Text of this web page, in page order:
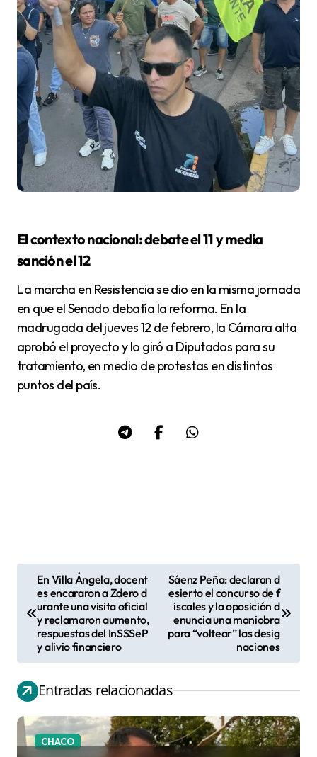
El contexto nacional: debate el 11 y media
sanción el 12
La marcha en Resistencia se dio en la misma jornada
en que el Senado debatía la reforma. En la
madrugada del jueves 12 de febrero, la Cámara alta
aprobó el proyecto y lo giró a Diputados para su
tratamiento, en medio de protestas en distintos
puntos del país.
a
c
En Villa Ángela, docent
es encararon a Zdero d
urante una visita oficial
y reclamaron aumento,
respuestas del InSSSeP
y alivio financiero
Sáenz Peña: declaran d
esierto el concurso de f
iscales y la oposición d
enuncia una maniobra
para “voltear” las desig
naciones
Entradas relacionadas
CHACO